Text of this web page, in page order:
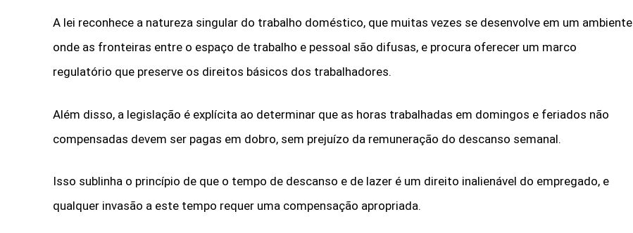
A lei reconhece a natureza singular do trabalho doméstico, que muitas vezes se desenvolve em um ambiente
onde as fronteiras entre o espaço de trabalho e pessoal são difusas, e procura oferecer um marco
regulatório que preserve os direitos básicos dos trabalhadores.
Além disso, a legislação é explícita ao determinar que as horas trabalhadas em domingos e feriados não
compensadas devem ser pagas em dobro, sem prejuízo da remuneração do descanso semanal.
Isso sublinha o princípio de que o tempo de descanso e de lazer é um direito inalienável do empregado, e
qualquer invasão a este tempo requer uma compensação apropriada.